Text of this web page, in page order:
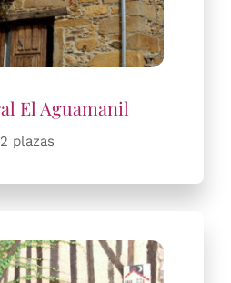
2 plazas